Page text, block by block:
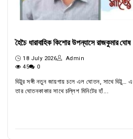
হৈচৈ ধারাবাহিক কিশোর উপন্যাসে রাজকুমার ঘোষ
18 July 2026
Admin
45
0
বিট্টুর সঙ্গী নতুন জায়গায় চলে এল ঘোতন, সাথে
তার ঘোতনকাকার সাথে চল্লিশ মিনিটের হাঁ...